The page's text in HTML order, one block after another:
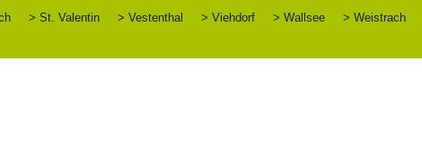
> St. Valentin > Vestenthal > Viehdorf > Wallsee > Weistrach